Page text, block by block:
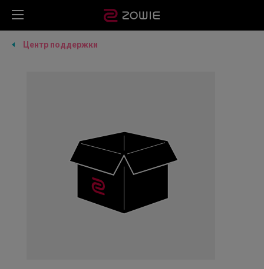
Центр поддержки